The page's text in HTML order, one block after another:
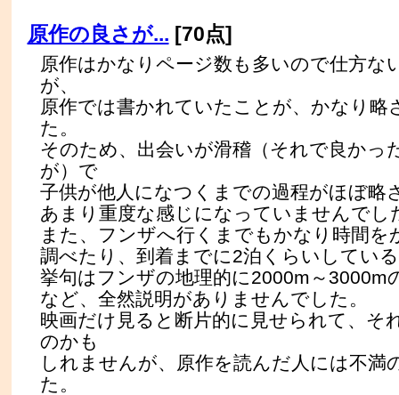
原作の良さが... [70点]
原作はかなりページ数も多いので仕方な
が、
原作では書かれていたことが、かなり略
た。
そのため、出会いが滑稽（それで良かっ
が）で
子供が他人になつくまでの過程がほぼ略
あまり重度な感じになっていませんでし
また、フンザへ行くまでもかなり時間を
調べたり、到着までに2泊くらいしてい
挙句はフンザの地理的に2000m～3000m
など、全然説明がありませんでした。
映画だけ見ると断片的に見せられて、そ
のかも
しれませんが、原作を読んだ人には不満
た。